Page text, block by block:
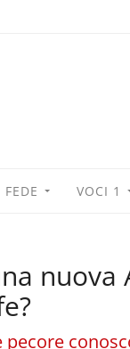
FEDE VOCI 1
nuova